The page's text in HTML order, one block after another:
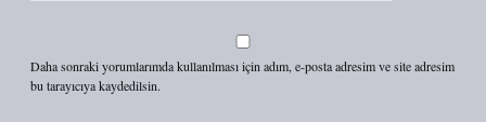
Daha sonraki yorumlarımda kullanılması için adım, e-posta adresim ve site adresim
bu tarayıcıya kaydedilsin.